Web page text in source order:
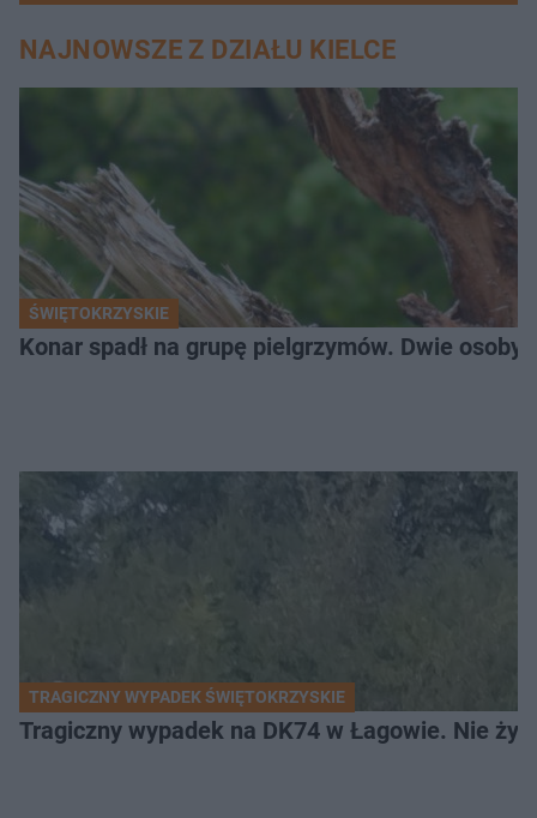
NAJNOWSZE Z DZIAŁU KIELCE
ŚWIĘTOKRZYSKIE
Konar spadł na grupę pielgrzymów. Dwie osoby
TRAGICZNY WYPADEK ŚWIĘTOKRZYSKIE
Tragiczny wypadek na DK74 w Łagowie. Nie